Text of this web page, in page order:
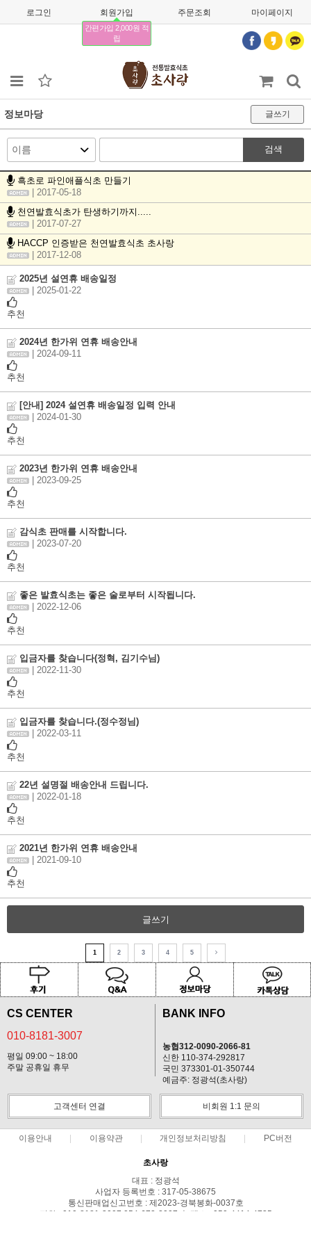
로그인 회원가입
간편가입 2,000원 적
립
주문조회 마이페이지
정보마당 글쓰기
검색
흑초로 파인애플식초 만들기
| 2017-05-18
천연발효식초가 탄생하기까지.....
| 2017-07-27
HACCP 인증받은 천연발효식초 초사랑
| 2017-12-08
2025년 설연휴 배송일정
| 2025-01-22
추천
2024년 한가위 연휴 배송안내
| 2024-09-11
추천
[안내] 2024 설연휴 배송일정 입력 안내
| 2024-01-30
추천
2023년 한가위 연휴 배송안내
| 2023-09-25
추천
감식초 판매를 시작합니다.
| 2023-07-20
추천
좋은 발효식초는 좋은 술로부터 시작됩니다.
| 2022-12-06
추천
입금자를 찾습니다(정혁, 김기수님)
| 2022-11-30
추천
입금자를 찾습니다.(정수정님)
| 2022-03-11
추천
22년 설명절 배송안내 드립니다.
| 2022-01-18
추천
2021년 한가위 연휴 배송안내
| 2021-09-10
추천
글쓰기
1 2 3 4 5
CS CENTER
010-8181-3007
평일 09:00 ~ 18:00
주말 공휴일 휴무
BANK INFO
농협312-0090-2066-81
신한 110-374-292817
국민 373301-01-350744
예금주: 정광석(초사랑)
고객센터 연결 비회원 1:1 문의
이용안내 이용약관 개인정보처리방침 PC버전
초사랑
대표 : 정광석
사업자 등록번호 : 317-05-38675
통신판매업신고번호 : 제2023-경북봉화-0037호
전화 : 010-8181-3007,054-672-2007 ㅣ 팩스 : 050-4414-4735